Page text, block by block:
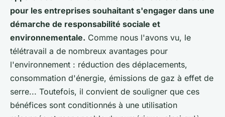
pour les entreprises souhaitant s'engager dans une
démarche de responsabilité sociale et
environnementale. Comme nous l'avons vu, le
télétravail a de nombreux avantages pour
l'environnement : réduction des déplacements,
consommation d'énergie, émissions de gaz à effet de
serre... Toutefois, il convient de souligner que ces
bénéfices sont conditionnés à une utilisation